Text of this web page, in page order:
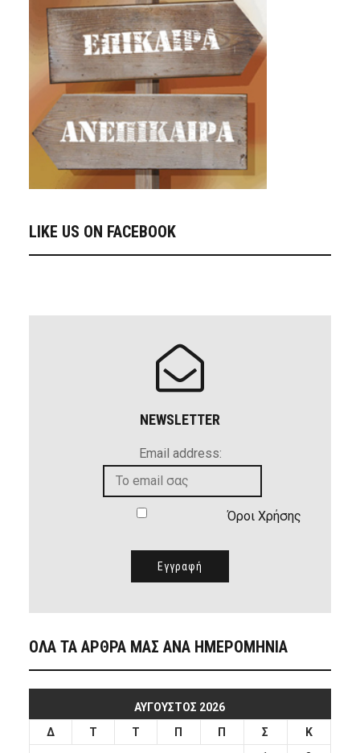
LIKE US ON FACEBOOK
NEWSLETTER
Email address:
Όροι Χρήσης
ΟΛΑ ΤΑ ΑΡΘΡΑ ΜΑΣ ΑΝΑ ΗΜΕΡΟΜΗΝΙΑ
ΑΎΓΟΥΣΤΟΣ 2026
Δ
Τ Τ Π Π Σ
Κ